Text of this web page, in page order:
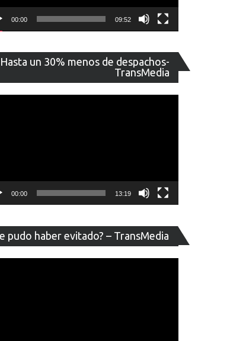
00:00 09:52
Hasta un 30% menos de despachos-
TransMedia
de
vídeo
00:00 13:19
pudo haber evitado? – TransMedia
de
vídeo